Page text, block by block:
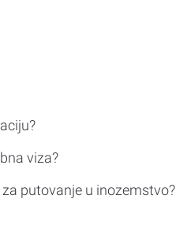
viza?
putovanje u inozemstvo?